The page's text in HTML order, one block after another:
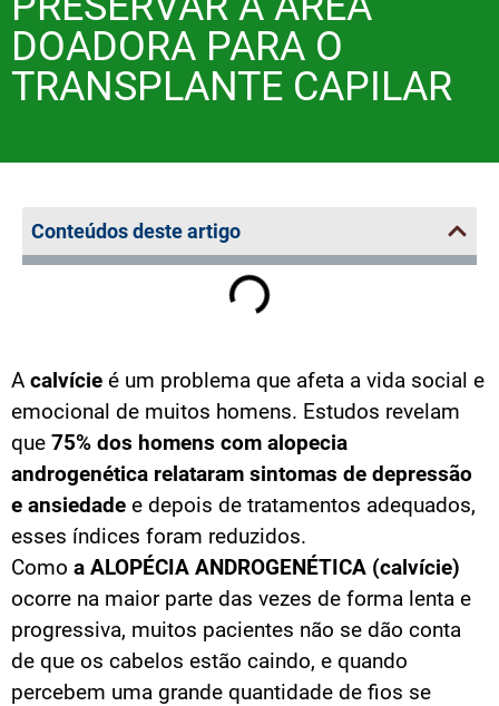
DOADORA PARA O
TRANSPLANTE CAPILAR
Conteúdos deste artigo
A calvície é um problema que afeta a vida social e
emocional de muitos homens. Estudos revelam
que 75% dos homens com alopecia
androgenética relataram sintomas de depressão
e ansiedade e depois de tratamentos adequados,
esses índices foram reduzidos.
Como a ALOPÉCIA ANDROGENÉTICA (calvície)
ocorre na maior parte das vezes de forma lenta e
progressiva, muitos pacientes não se dão conta
de que os cabelos estão caindo, e quando
percebem uma grande quantidade de fios se